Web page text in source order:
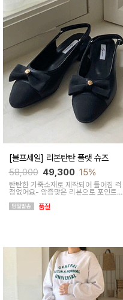
[블프세일] 리본탄탄 플랫 슈즈
58,000 49,300 15%
탄탄한 가죽소재로 제작되어 틀어짐 걱
정없어요- 앙증맞은 리본으로 포인트를
품절